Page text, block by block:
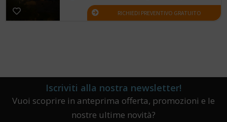
RICHIEDI PREVENTIVO GRATUITO
Iscriviti alla nostra newsletter!
Vuoi scoprire in anteprima offerta, promozioni e le
nostre ultime novità?